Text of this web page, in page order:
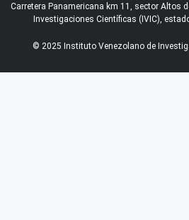
Carretera Panamericana km 11, sector Altos
Investigaciones Científicas (IVIC),
© 2025 Instituto Venezolano de